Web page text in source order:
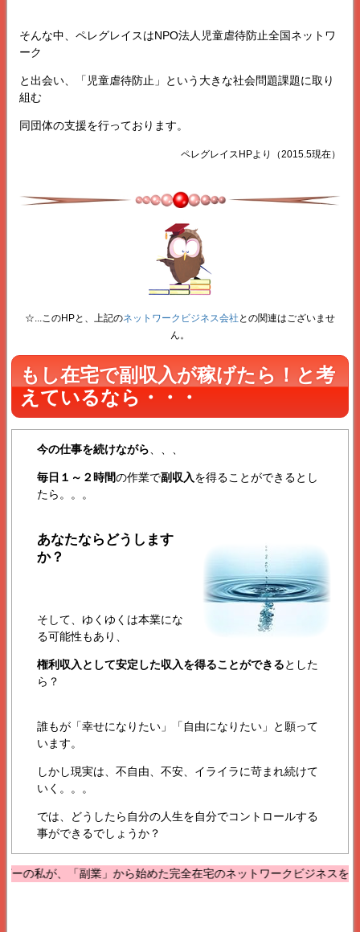
そんな中、 ペレグレイスはNPO法人児童虐待防止全国ネットワ
ーク
と出会い、「児童虐待防止」という大きな社会問題課題に取り
組む
同団体の支援を行っております。
ペレグレイス HPより（2015.5現在）
☆...このHPと、上記のネットワークビジネス会社 との関連はございませ
ん。
もし在宅で副収入が稼げたら！と考
えているなら・・・
今の仕事を続けながら
毎日１～２時間の作業で副収入を得ることができるとし
たら。。。
あなたならどうします
か？
そして、ゆくゆくは本業にな
る可能性もあり、
権利収入として安定した収入を得ることができるとした
ら？
誰もが「幸せになりたい」「自由になりたい」と願って
います。
しかし現実は、不自由、不安、イライラに苛まれ続けて
いく。。。
では、どうしたら自分の人生を自分でコントロールする
事ができるでしょうか？
副業」から始めた完全在宅のネットワークビジネスを、1年で勤